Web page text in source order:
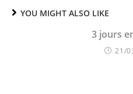
YOU MIGHT ALSO LIKE
3 jours
21/